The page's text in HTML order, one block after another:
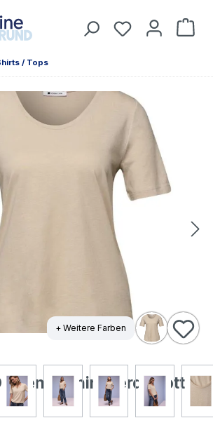
Du hast 0
/ Tops
+ Weitere Farben
T-Shirt Gerda cotton